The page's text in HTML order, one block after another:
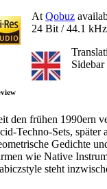
At Qobuz
24 Bit / 44.1
den frühen 1990ern
Techno-Sets, später
Gedichte
wie Native
steht